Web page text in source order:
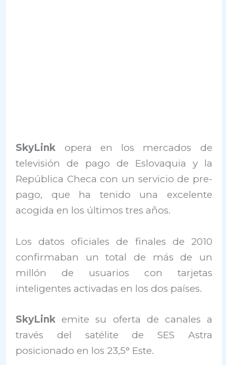
SkyLink opera en los mercados de
televisión de pago de Eslovaquia y la
República Checa con un servicio de pre-
pago, que ha tenido una excelente
acogida en los últimos tres años.
Los datos oficiales de finales de 2010
confirmaban un total de más de un
millón de usuarios con tarjetas
inteligentes activadas en los dos países.
SkyLink emite su oferta de canales a
través del satélite de SES Astra
posicionado en los 23,5° Este.